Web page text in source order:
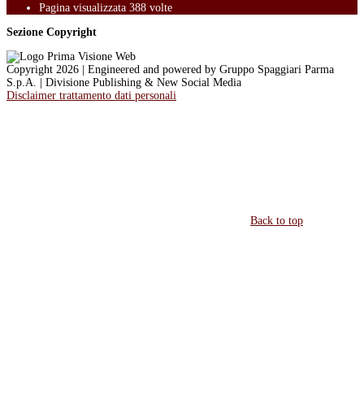
Pagina visualizzata 388 volte
Sezione Copyright
Copyright 2026 | Engineered and powered by Gruppo Spaggiari Parma
S.p.A. | Divisione Publishing & New Social Media
Disclaimer trattamento dati personali
Back to top